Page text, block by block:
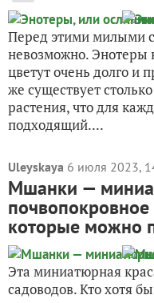
Перед этими милыми
невозможно. Энотеры
цветут очень долго и
же существует
растения, что для
подходящий....
Uleyskaya 6 июля 2023,
Мшанки —
которые можно
Эта миниатюрная
садоводов. Кто хотя